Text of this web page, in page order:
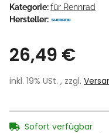
Kategorie:für Rennrad
Hersteller:
26,49 €
inkl. 19% USt. , zzgl.
Sofort verfügbar